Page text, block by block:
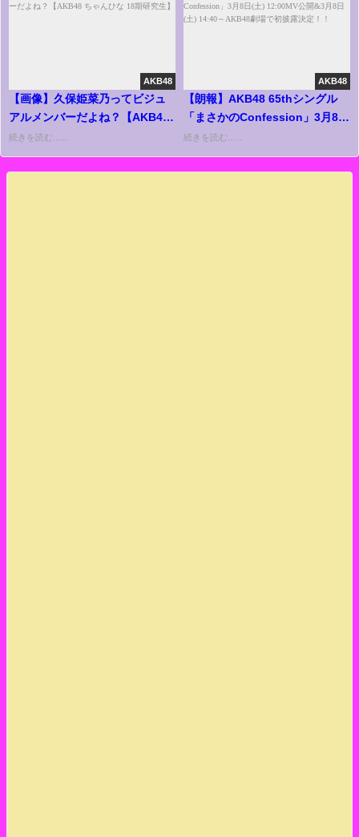
AKB48
【画像】久保姫菜乃ってビジュ
アルメンバーだよね？【AKB48
ちゃんひな 18期研究生】
続きを読む......
AKB48
【朗報】AKB48 65thシングル
「まさかのConfession」3月8日
(土) 12:00MV公開&3月8日(土)
14:40～AKB48劇場で初披露決
定！！
続きを読む......